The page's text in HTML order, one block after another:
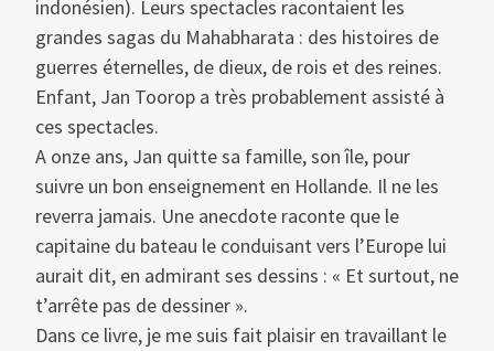
indonésien). Leurs spectacles racontaient les
grandes sagas du Mahabharata : des histoires de
guerres éternelles, de dieux, de rois et des reines.
Enfant, Jan Toorop a très probablement assisté à
ces spectacles.
A onze ans, Jan quitte sa famille, son île, pour
suivre un bon enseignement en Hollande. Il ne les
reverra jamais. Une anecdote raconte que le
capitaine du bateau le conduisant vers l’Europe lui
aurait dit, en admirant ses dessins : « Et surtout, ne
t’arrête pas de dessiner ».
Dans ce livre, je me suis fait plaisir en travaillant le